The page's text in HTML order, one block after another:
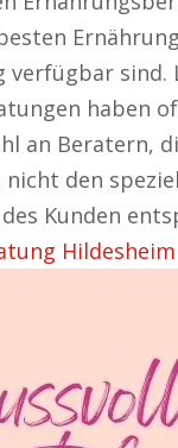
verfügbar sind.
haben
an Beratern,
den
Kunden
Hildesheim